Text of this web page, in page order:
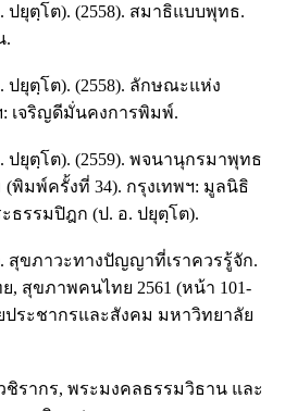
ยุตฺโต). (2558). สมาธิแบบพุทธ.
.
ยุตฺโต). (2558). ลักษณะแห่ง
เจริญดีมั่นคงการพิมพ์.
ยุตฺโต). (2559). พจนานุกรมาพุทธ
พิมพ์ครั้งที่ 34). กรุงเทพฯ: มูลนิธิ
ธรรมปิฎก (ป. อ. ปยุตฺโต).
สุขภาวะทางปัญญาที่เราควรรู้จัก.
สุขภาพคนไทย 2561 (หน้า 101-
ประชากรและสังคม มหาวิทยาลัย
รากร, พระมงคลธรรมวิธาน และ